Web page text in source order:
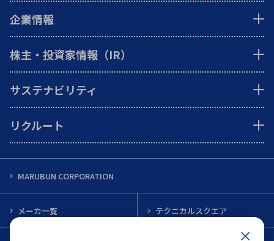
企業情報
株主・投資家情報（IR）
サステナビリティ
リクルート
MARUBUN CORPORATION
メーカ一覧 テクニカルスクエア